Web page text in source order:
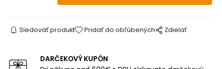
Sledovať produkt Pridať do obľúbených Zdielať
DARČEKOVÝ KUPÓN